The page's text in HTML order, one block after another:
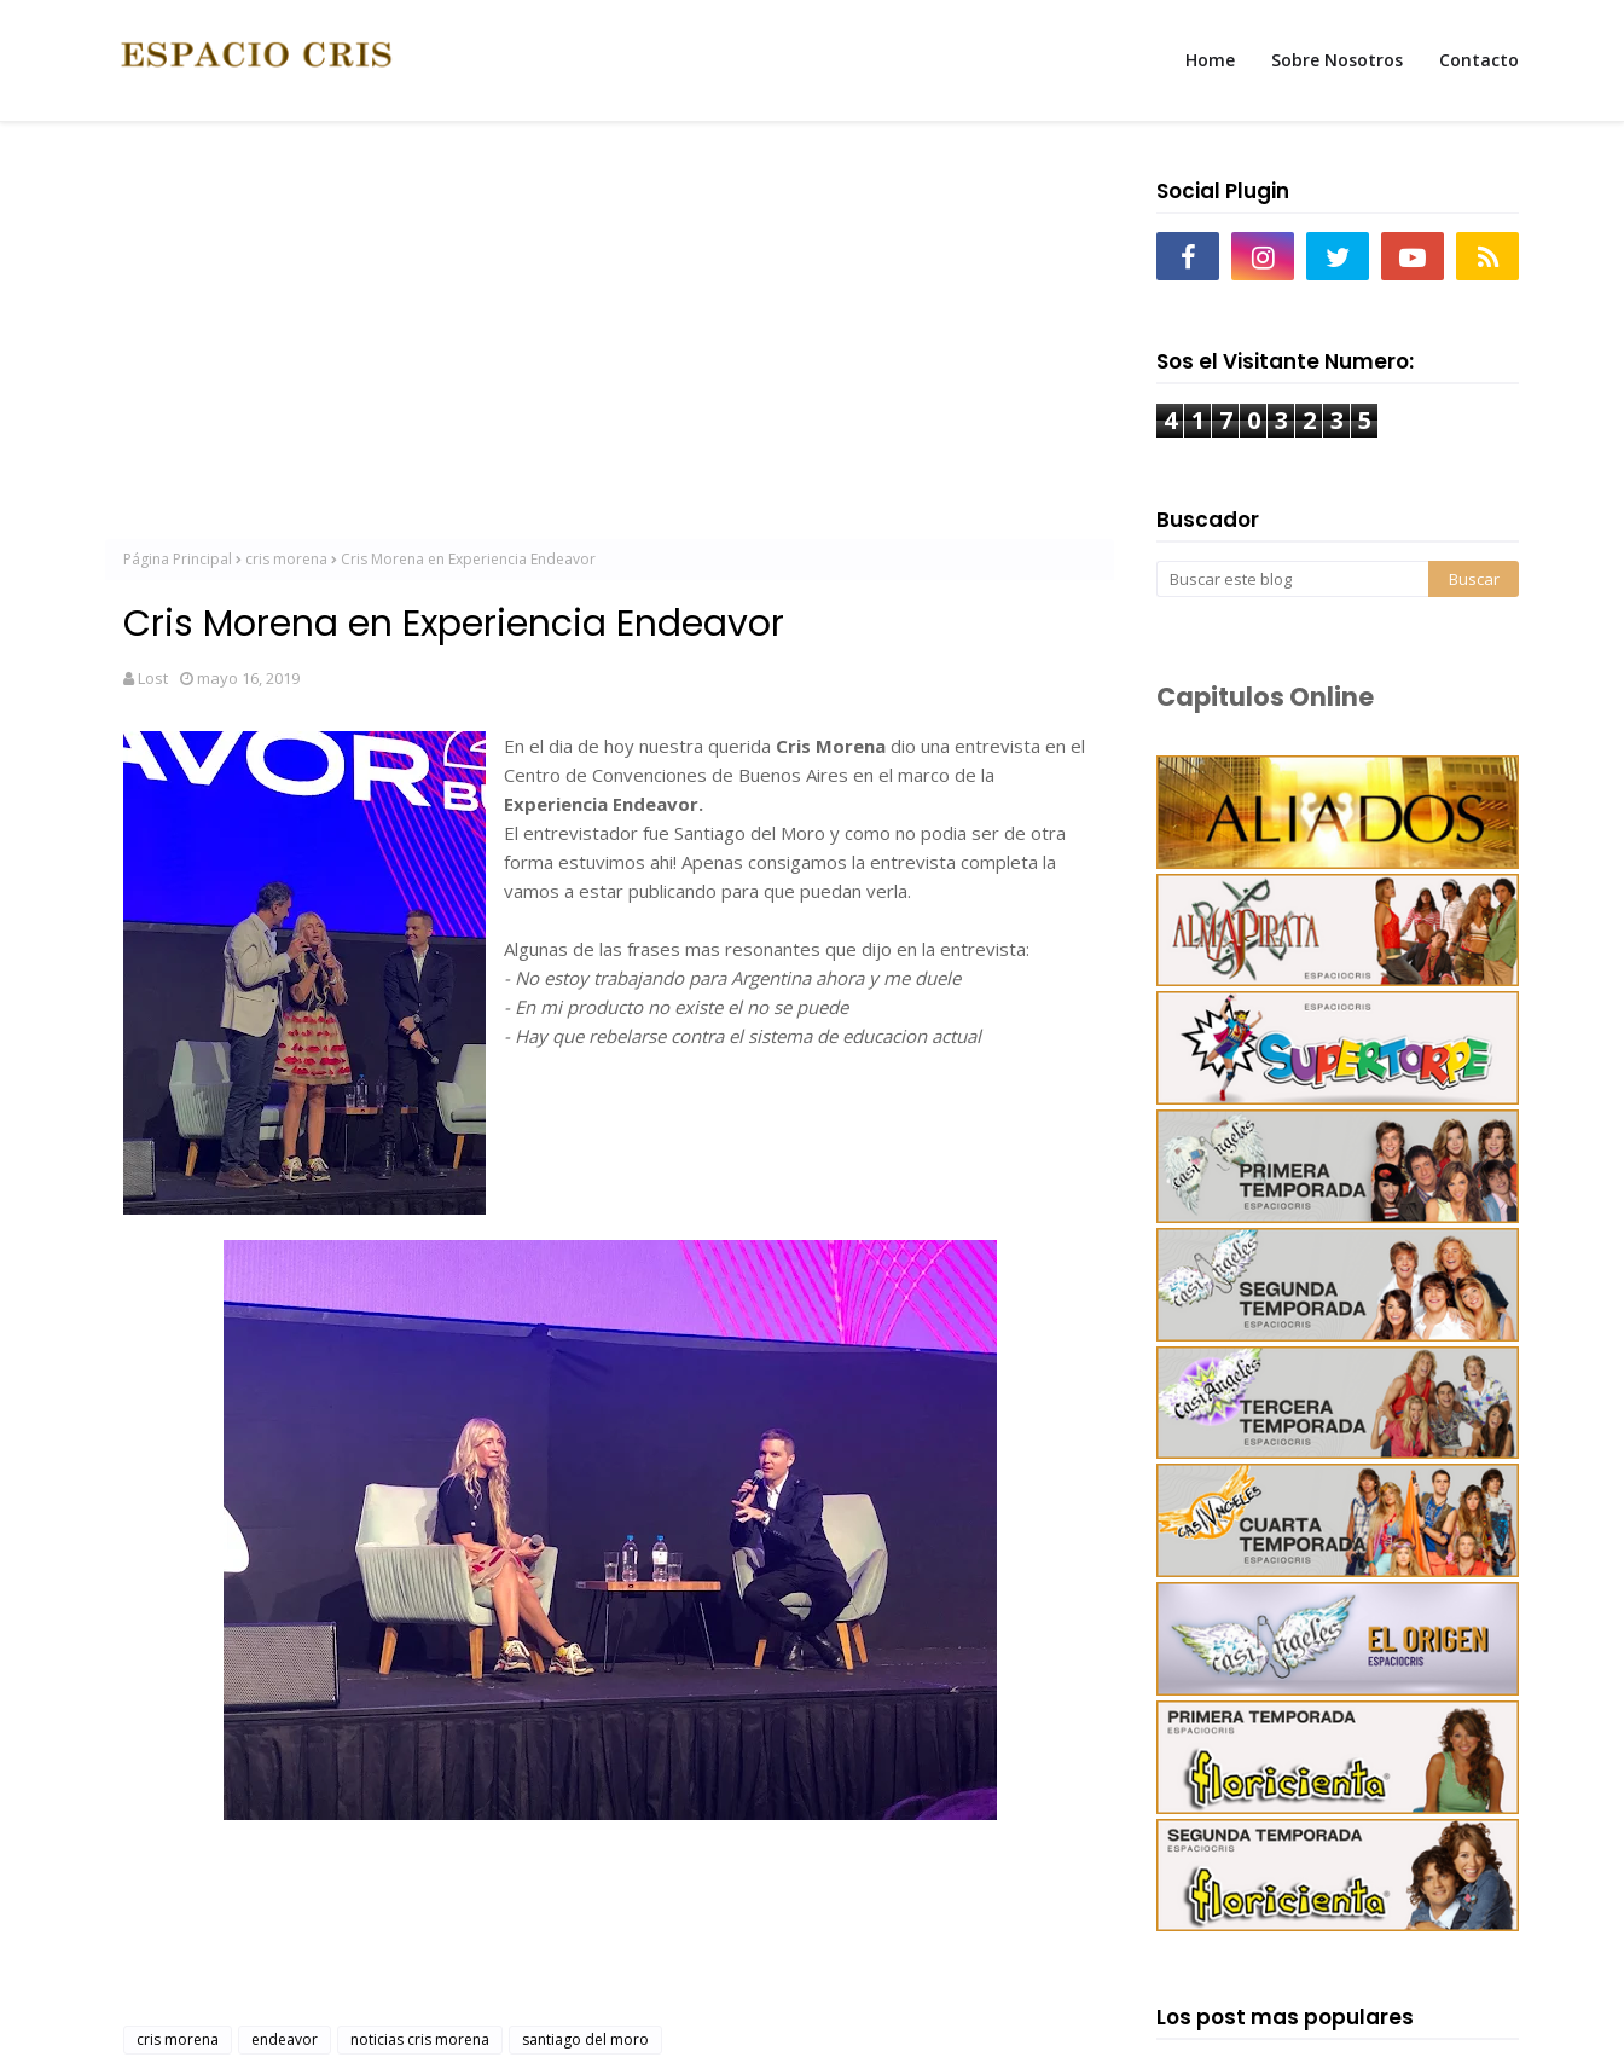
Home Sobre Nosotros Contacto
Página Principal cris morena Cris Morena en Experiencia Endeavor
Cris Morena en Experiencia Endeavor
Lost mayo 16, 2019
En el dia de hoy nuestra querida Cris Morena dio una entrevista en el
Centro de Convenciones de Buenos Aires en el marco de la
Experiencia Endeavor.
El entrevistador fue Santiago del Moro y como no podia ser de otra
forma estuvimos ahi! Apenas consigamos la entrevista completa la
vamos a estar publicando para que puedan verla.
Algunas de las frases mas resonantes que dijo en la entrevista:
- No estoy trabajando para Argentina ahora y me duele
- En mi producto no existe el no se puede
- Hay que rebelarse contra el sistema de educacion actual
cris morena endeavor noticias cris morena santiago del moro
Social Plugin
Sos el Visitante Numero:
4 1 7 0 3 2 3 5
Buscador
Capitulos Online
Los post mas populares